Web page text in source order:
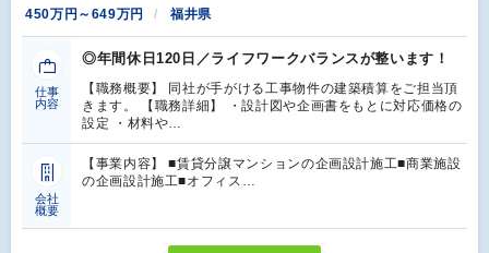
450万円～649万円 福井県
仕事
内容
◎年間休日120日／ライフワークバランスが整います！
【職務概要】 同社が手がける工事物件の建築積算をご担当頂
きます。 【職務詳細】 ・設計図や企画書をもとに対応価格の
設定 ・材料や…
会社
概要
【事業内容】 ■賃貸分譲マンションの企画設計施工■商業施設
の企画設計施工■オフィス…